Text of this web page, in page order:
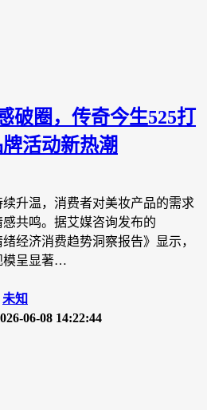
破圈，传奇今生525打
活动新热潮
升温，消费者对美妆产品的需求
共鸣。据艾媒咨询发布的
绪经济消费趋势洞察报告》显示，
模呈显著…
未知
06-08 14:22:44